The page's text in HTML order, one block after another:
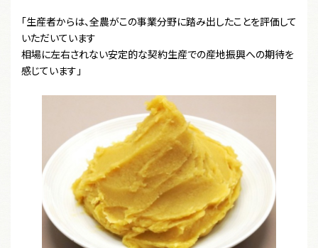
「生産者からは、全農がこの事業分野に踏み出したことを評価して
いただいています
相場に左右されない安定的な契約生産での産地振興への期待を
感じています」